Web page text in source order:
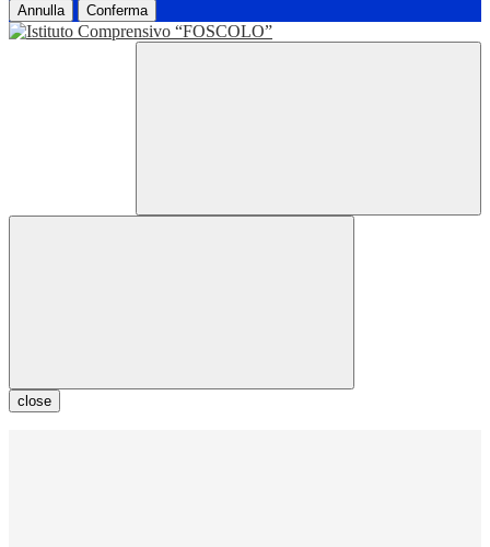
Annulla Conferma
close